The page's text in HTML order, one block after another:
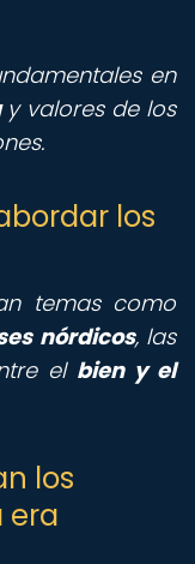
en
y valores de los
los
temas como
nórdicos, las
el bien y el
los
era